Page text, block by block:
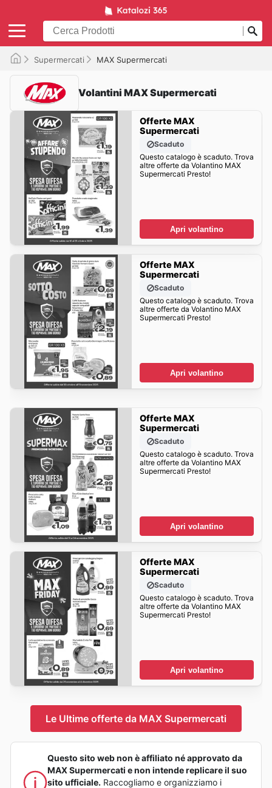
Supermercati MAX Supermercati
Volantini MAX Supermercati
Offerte MAX
Supermercati
Scaduto
Questo catalogo è scaduto. Trova
altre offerte da Volantino MAX
Supermercati Presto!
Apri volantino
Offerte MAX
Supermercati
Scaduto
Questo catalogo è scaduto. Trova
altre offerte da Volantino MAX
Supermercati Presto!
Apri volantino
Offerte MAX
Supermercati
Scaduto
Questo catalogo è scaduto. Trova
altre offerte da Volantino MAX
Supermercati Presto!
Apri volantino
Offerte MAX
Supermercati
Scaduto
Questo catalogo è scaduto. Trova
altre offerte da Volantino MAX
Supermercati Presto!
Apri volantino
Le Ultime offerte da MAX Supermercati
Questo sito web non è affiliato né approvato da
MAX Supermercati e non intende replicare il suo
sito ufficiale. Raccogliamo e organizziamo i